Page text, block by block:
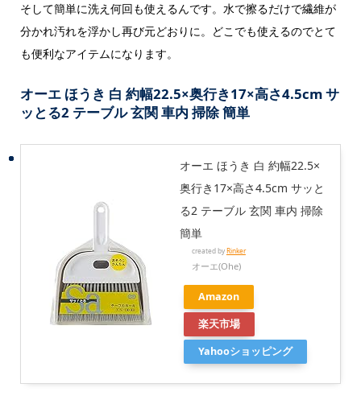
そして簡単に洗え何回も使えるんです。水で擦るだけで繊維が
分かれ汚れを浮かし再び元どおりに。どこでも使えるのでとて
も便利なアイテムになります。
オーエ ほうき 白 約幅22.5×奥行き17×高さ4.5cm サ
ッとる2 テーブル 玄関 車内 掃除 簡単
オーエ ほうき 白 約幅22.5×
奥行き17×高さ4.5cm サッと
る2 テーブル 玄関 車内 掃除
簡単
created byRinker
オーエ(Ohe)
Amazon
楽天市場
Yahooショッピング